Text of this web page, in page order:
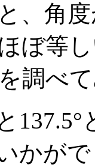
、角
ぼ等
調べ
かが